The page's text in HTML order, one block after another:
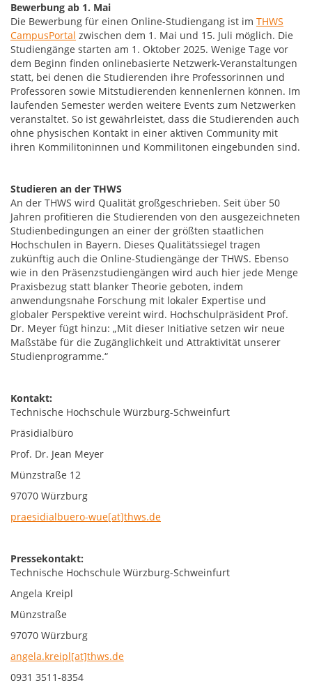
Bewerbung ab 1. Mai
Die Bewerbung für einen Online-Studiengang ist im THWS
CampusPortal zwischen dem 1. Mai und 15. Juli möglich. Die
Studiengänge starten am 1. Oktober 2025. Wenige Tage vor
dem Beginn finden onlinebasierte Netzwerk-Veranstaltungen
statt, bei denen die Studierenden ihre Professorinnen und
Professoren sowie Mitstudierenden kennenlernen können. Im
laufenden Semester werden weitere Events zum Netzwerken
veranstaltet. So ist gewährleistet, dass die Studierenden auch
ohne physischen Kontakt in einer aktiven Community mit
ihren Kommilitoninnen und Kommilitonen eingebunden sind.
Studieren an der THWS
An der THWS wird Qualität großgeschrieben. Seit über 50
Jahren profitieren die Studierenden von den ausgezeichneten
Studienbedingungen an einer der größten staatlichen
Hochschulen in Bayern. Dieses Qualitätssiegel tragen
zukünftig auch die Online-Studiengänge der THWS. Ebenso
wie in den Präsenzstudiengängen wird auch hier jede Menge
Praxisbezug statt blanker Theorie geboten, indem
anwendungsnahe Forschung mit lokaler Expertise und
globaler Perspektive vereint wird. Hochschulpräsident Prof.
Dr. Meyer fügt hinzu: „Mit dieser Initiative setzen wir neue
Maßstäbe für die Zugänglichkeit und Attraktivität unserer
Studienprogramme.“
Kontakt:
Technische Hochschule Würzburg-Schweinfurt
Präsidialbüro
Prof. Dr. Jean Meyer
Münzstraße 12
97070 Würzburg
praesidialbuero-wue[at]thws.de
Pressekontakt:
Technische Hochschule Würzburg-Schweinfurt
Angela Kreipl
Münzstraße
97070 Würzburg
angela.kreipl[at]thws.de
0931 3511-8354